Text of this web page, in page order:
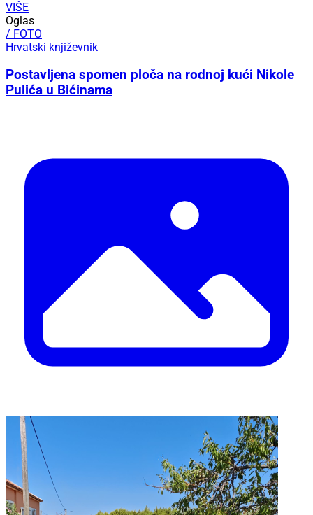
VIŠE
Oglas
/ FOTO
Hrvatski književnik
Postavljena spomen ploča na rodnoj kući Nikole
Pulića u Bićinama